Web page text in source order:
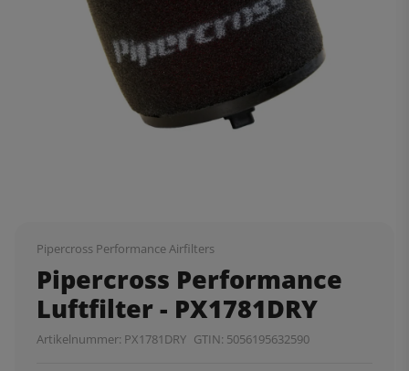
Pipercross Performance Airfilters
Pipercross Performance
Luftfilter - PX1781DRY
Artikelnummer: PX1781DRY GTIN: 5056195632590